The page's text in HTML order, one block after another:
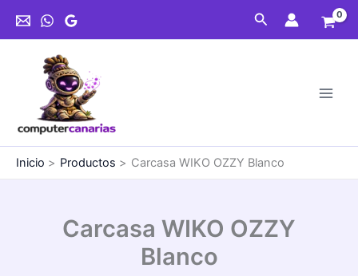
Buscar
Inicio Productos Carcasa WIKO OZZY Blanco
Carcasa WIKO OZZY
Blanco